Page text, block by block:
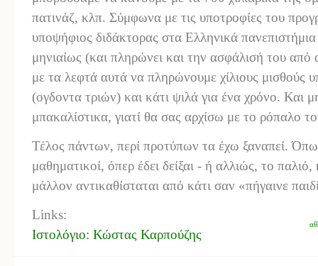
πατινάζ, κλπ. Σύμφωνα με τις υποτροφίες του
υποψήφιος διδάκτορας στα Ελληνικά
μηνιαίως (και πληρώνει και την ασφάλισή του
με τα λεφτά αυτά να πληρώνουμε χίλιους
(ογδοντα τριών) και κάτι ψιλά για ένα χρόνο. Και
μπακαλίστικα, γιατί θα σας αρχίσω με το ρόπαλο
Τέλος πάντων, περί προτύπων τα έχω ξαναπεί.
μαθηματικοί, όπερ έδει δείξαι - ή αλλιώς, το
μάλλον αντικαθίσταται από κάτι σαν «πήγαινε
Links:
Ιστολόγιο: Κώστας Καρπούζης